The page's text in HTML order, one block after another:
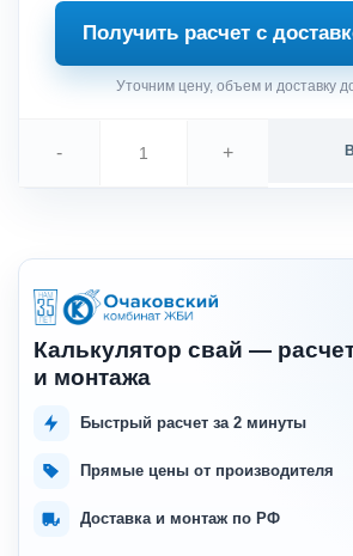
Получить расчет с
Уточним цену, объем и доставку
- +
Калькулятор свай —
и монтажа
Быстрый расчет за 2 минуты
Прямые цены от производителя
Доставка и монтаж по РФ